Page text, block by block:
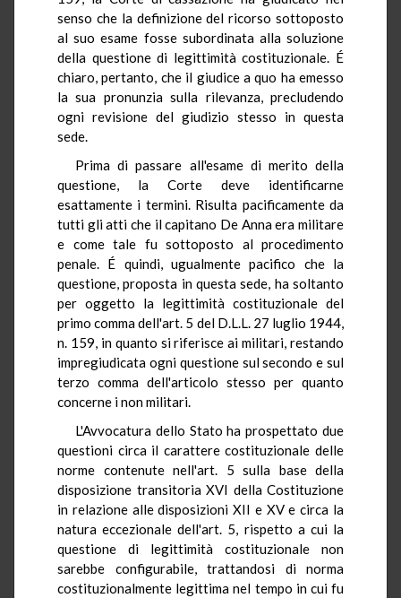
senso che la definizione del ricorso sottoposto
al suo esame fosse subordinata alla soluzione
della questione di legittimità costituzionale. É
chiaro, pertanto, che il giudice a quo ha emesso
la sua pronunzia sulla rilevanza, precludendo
ogni revisione del giudizio stesso in questa
sede.
Prima di passare all'esame di merito della
questione, la Corte deve identificarne
esattamente i termini. Risulta pacificamente da
tutti gli atti che il capitano De Anna era militare
e come tale fu sottoposto al procedimento
penale. É quindi, ugualmente pacifico che la
questione, proposta in questa sede, ha soltanto
per oggetto la legittimità costituzionale del
primo comma dell'art. 5 del D.L.L. 27 luglio 1944,
n. 159, in quanto si riferisce ai militari, restando
impregiudicata ogni questione sul secondo e sul
terzo comma dell'articolo stesso per quanto
concerne i non militari.
L'Avvocatura dello Stato ha prospettato due
questioni circa il carattere costituzionale delle
norme contenute nell'art. 5 sulla base della
disposizione transitoria XVI della Costituzione
in relazione alle disposizioni XII e XV e circa la
natura eccezionale dell'art. 5, rispetto a cui la
questione di legittimità costituzionale non
sarebbe configurabile, trattandosi di norma
costituzionalmente legittima nel tempo in cui fu